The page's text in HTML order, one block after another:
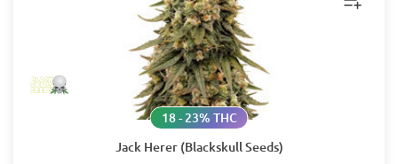
Jack Herer (Blackskull Seeds)
18 - 23% THC